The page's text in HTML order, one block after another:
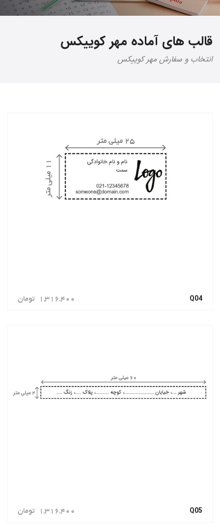
قالب های آماده مهر کوییکس
انتخاب و سفارش مهر کوییکس
Q04
1,316,400 تومان
Q05
1,316,400 تومان